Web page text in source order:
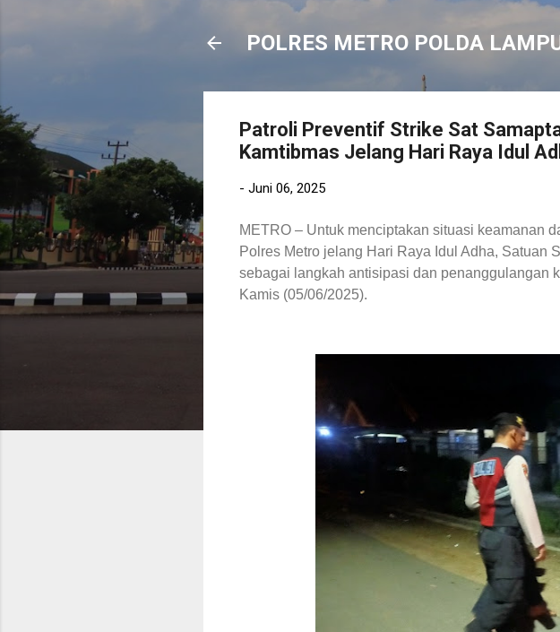
POLRES METRO POLDA
Patroli Preventif Strike Sat
Kamtibmas Jelang Hari Raya Idul
- Juni 06, 2025
METRO – Untuk menciptakan situasi keamanan
Polres Metro jelang Hari Raya Idul Adha, Satuan
sebagai langkah antisipasi dan penanggulangan
Kamis (05/06/2025).